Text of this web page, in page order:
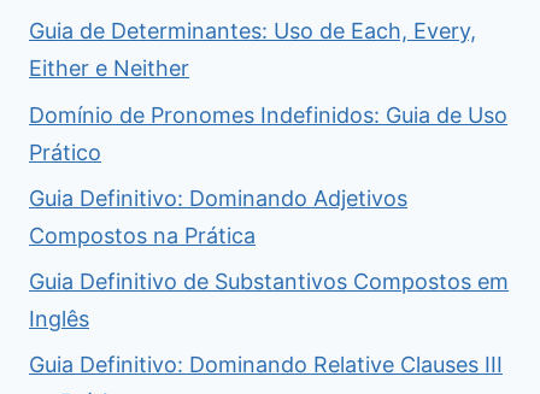
Guia de Determinantes: Uso de Each, Every,
Either e Neither
Domínio de Pronomes Indefinidos: Guia de Uso
Prático
Guia Definitivo: Dominando Adjetivos
Compostos na Prática
Guia Definitivo de Substantivos Compostos em
Inglês
Guia Definitivo: Dominando Relative Clauses III